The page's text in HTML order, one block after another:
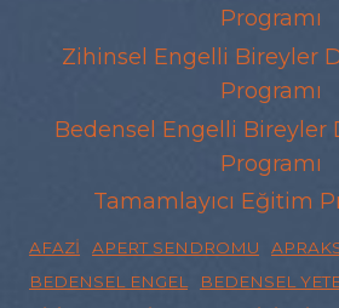
Programı
Zihinsel Engelli Bireyler
Programı
Bedensel Engelli Bireyler
Programı
Tamamlayıcı Eğitim
AFAZI APERT SENDROMU
BEDENSEL ENGEL
BEDENSEL